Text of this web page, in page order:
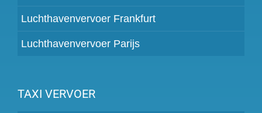
Luchthavenvervoer Frankfurt
Luchthavenvervoer Parijs
TAXI VERVOER